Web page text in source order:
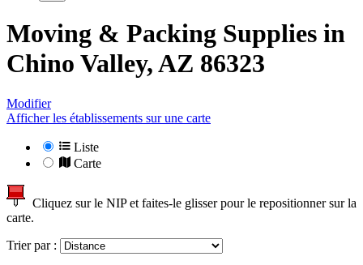
Moving & Packing Supplies in
Chino Valley, AZ 86323
Modifier
Afficher les établissements sur une carte
Liste
Carte
Cliquez sur le NIP et faites-le glisser pour le repositionner sur la
carte.
Trier par :